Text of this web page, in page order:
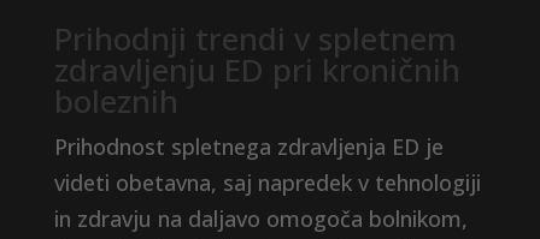
Prihodnji trendi v spletnem
zdravljenju ED pri kroničnih
boleznih
Prihodnost spletnega zdravljenja ED je
videti obetavna, saj napredek v tehnologiji
in zdravju na daljavo omogoča bolnikom,